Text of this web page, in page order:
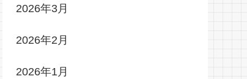
2026年3月
2026年2月
2026年1月